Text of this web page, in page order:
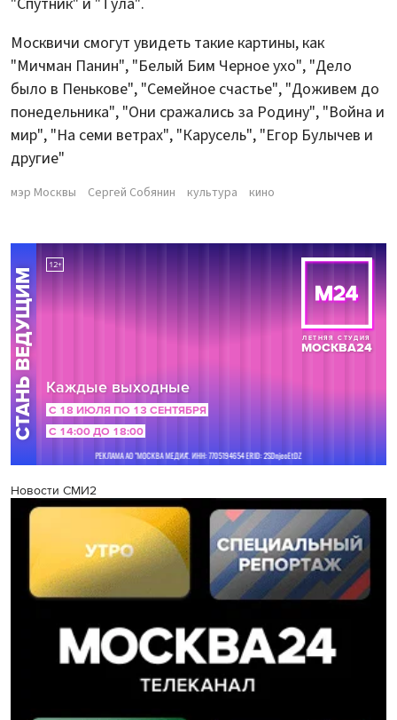
Москвичи смогут увидеть такие картины, как
"Мичман Панин", "Белый Бим Черное ухо", "Дело
было в Пенькове", "Семейное счастье", "Доживем до
понедельника", "Они сражались за Родину", "Война и
мир", "На семи ветрах", "Карусель", "Егор Булычев и
другие"
мэр Москвы Сергей Собянин культура кино
Новости СМИ2